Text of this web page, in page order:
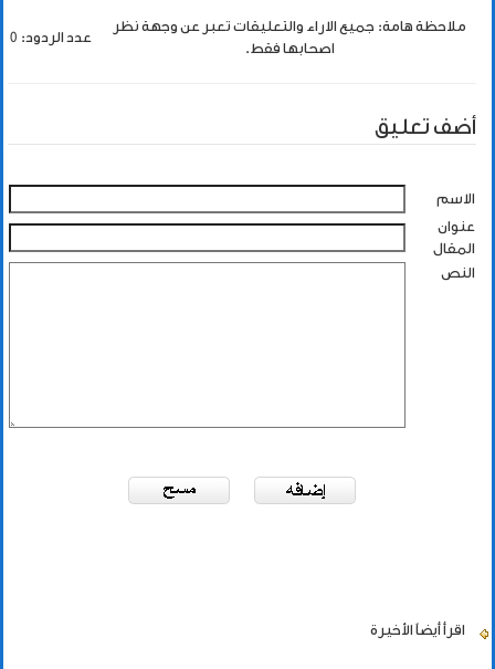
ملاحظة هامة: جميع الاراء والتعليقات تعبر عن وجهة نظر
اصحابها فقط.
عدد الردود: 0
أضف تعليق
الاسم
عنوان
المقال
النص
اقرأ أيضاً الأخيرة